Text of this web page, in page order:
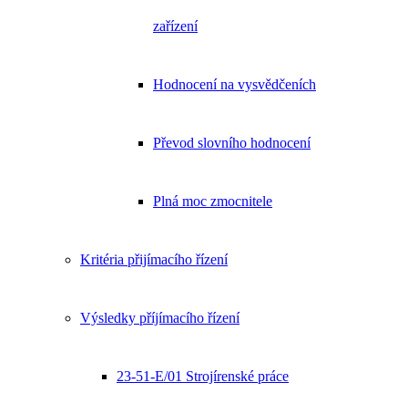
zařízení
Hodnocení na vysvědčeních
Převod slovního hodnocení
Plná moc zmocnitele
Kritéria přijímacího řízení
Výsledky příjímacího řízení
23-51-E/01 Strojírenské práce